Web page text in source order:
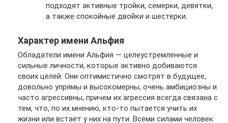
подходят активные тройки, семерки, девятки,
а также спокойные двойки и шестерки.
Характер имени Альфия
Обладатели имени Альфия — целеустремленные и
сильные личности, которые активно добиваются
своих целей. Они оптимистично смотрят в будущее,
довольно упрямы и высокомерны, очень амбициозны и
часто агрессивны, причем их агрессия всегда связана с
тем, что, по их мнению, кто-то пытается учить их
жизни или встает у них на пути. Всеми силами человек